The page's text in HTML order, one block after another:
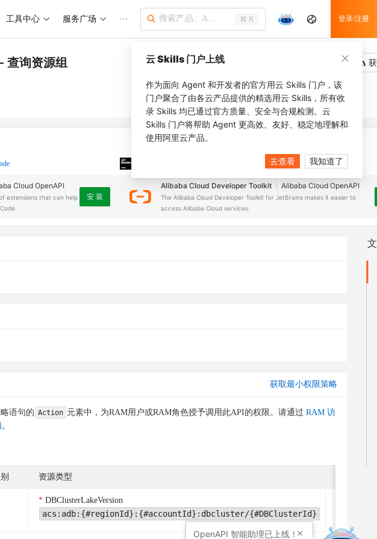
工具中心 服务广场 ··· ⌘ K 登录/注册
- 查询资源组
Cloud OpenAPI
extensions that can help
安 装
安装之前，确保已创建JetBrains IDE
Alibaba Cloud Developer Toolkit Alibaba Cloud OpenAPI
The Alibaba Cloud Developer Toolkit for JetBrains makes it easier to
access Alibaba Cloud services.
获取最小权限策略
语句的 Action 元素中，为RAM用户或RAM角色授予调用此API的权限。请通过 RAM 访
。
资源类型
DBClusterLakeVersion
acs:adb:{#regionId}:{#accountId}:dbcluster/{#DBClusterId}
云 Skills 门户上线
作为面向 Agent 和开发者的官方用云 Skills 门户，该
门户聚合了由各云产品提供的精选用云 Skills，所有收
录 Skills 均已通过官方质量、安全与合规检测。云
Skills 门户将帮助 Agent 更高效、友好、稳定地理解和
使用阿里云产品。
去查看 我知道了
OpenAPI 智能助理已上线！